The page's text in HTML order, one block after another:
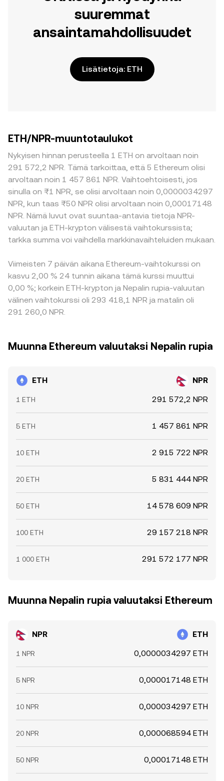
suuremmat
ansaintamahdollisuudet
Lisätietoja: ETH
ETH/NPR-muuntotaulukot
Nykyisen hinnan perusteella 1 ETH on arvoltaan noin
291 572,2 NPR. Tämä tarkoittaa, että 5 Ethereum olisi
arvoltaan noin 1 457 861 NPR. Vaihtoehtoisesti, jos
sinulla on ₨1 NPR, se olisi arvoltaan noin 0,0000034297
NPR, kun taas ₨50 NPR olisi arvoltaan noin 0,00017148
NPR. Nämä luvut ovat suuntaa-antavia tietoja NPR-
valuutan ja ETH-krypton välisestä vaihtokurssista;
tarkka summa voi vaihdella markkinavaihteluiden mukaan.
Viimeisten 7 päivän aikana Ethereum-vaihtokurssi on
kasvu 2,00 % 24 tunnin aikana tämä kurssi muuttui
0,00 %; korkein ETH-krypton ja Nepalin rupia-valuutan
välinen vaihtokurssi oli 293 418,1 NPR ja matalin oli
291 260,0 NPR.
Muunna Ethereum valuutaksi Nepalin rupia
ETH NPR
1 ETH 291 572,2 NPR
5 ETH 1 457 861 NPR
10 ETH 2 915 722 NPR
20 ETH 5 831 444 NPR
50 ETH 14 578 609 NPR
100 ETH 29 157 218 NPR
1 000 ETH 291 572 177 NPR
Muunna Nepalin rupia valuutaksi Ethereum
NPR ETH
1 NPR 0,0000034297 ETH
5 NPR 0,000017148 ETH
10 NPR 0,000034297 ETH
20 NPR 0,000068594 ETH
50 NPR 0,00017148 ETH